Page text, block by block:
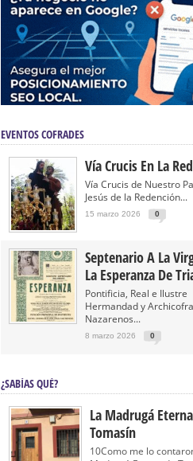
EVENTOS COFRADES
Vía Crucis En La
Vía Crucis de Nuestro
Jesús de la Redención...
15 marzo 2026 0
Septenario A La
La Esperanza De
Pontificia, Real e Ilustre
Hermandad y
Nazarenos...
8 marzo 2026 0
¿SABÍAS QUÉ?
La Madrugá Eterna
Tomasín
10Como me lo